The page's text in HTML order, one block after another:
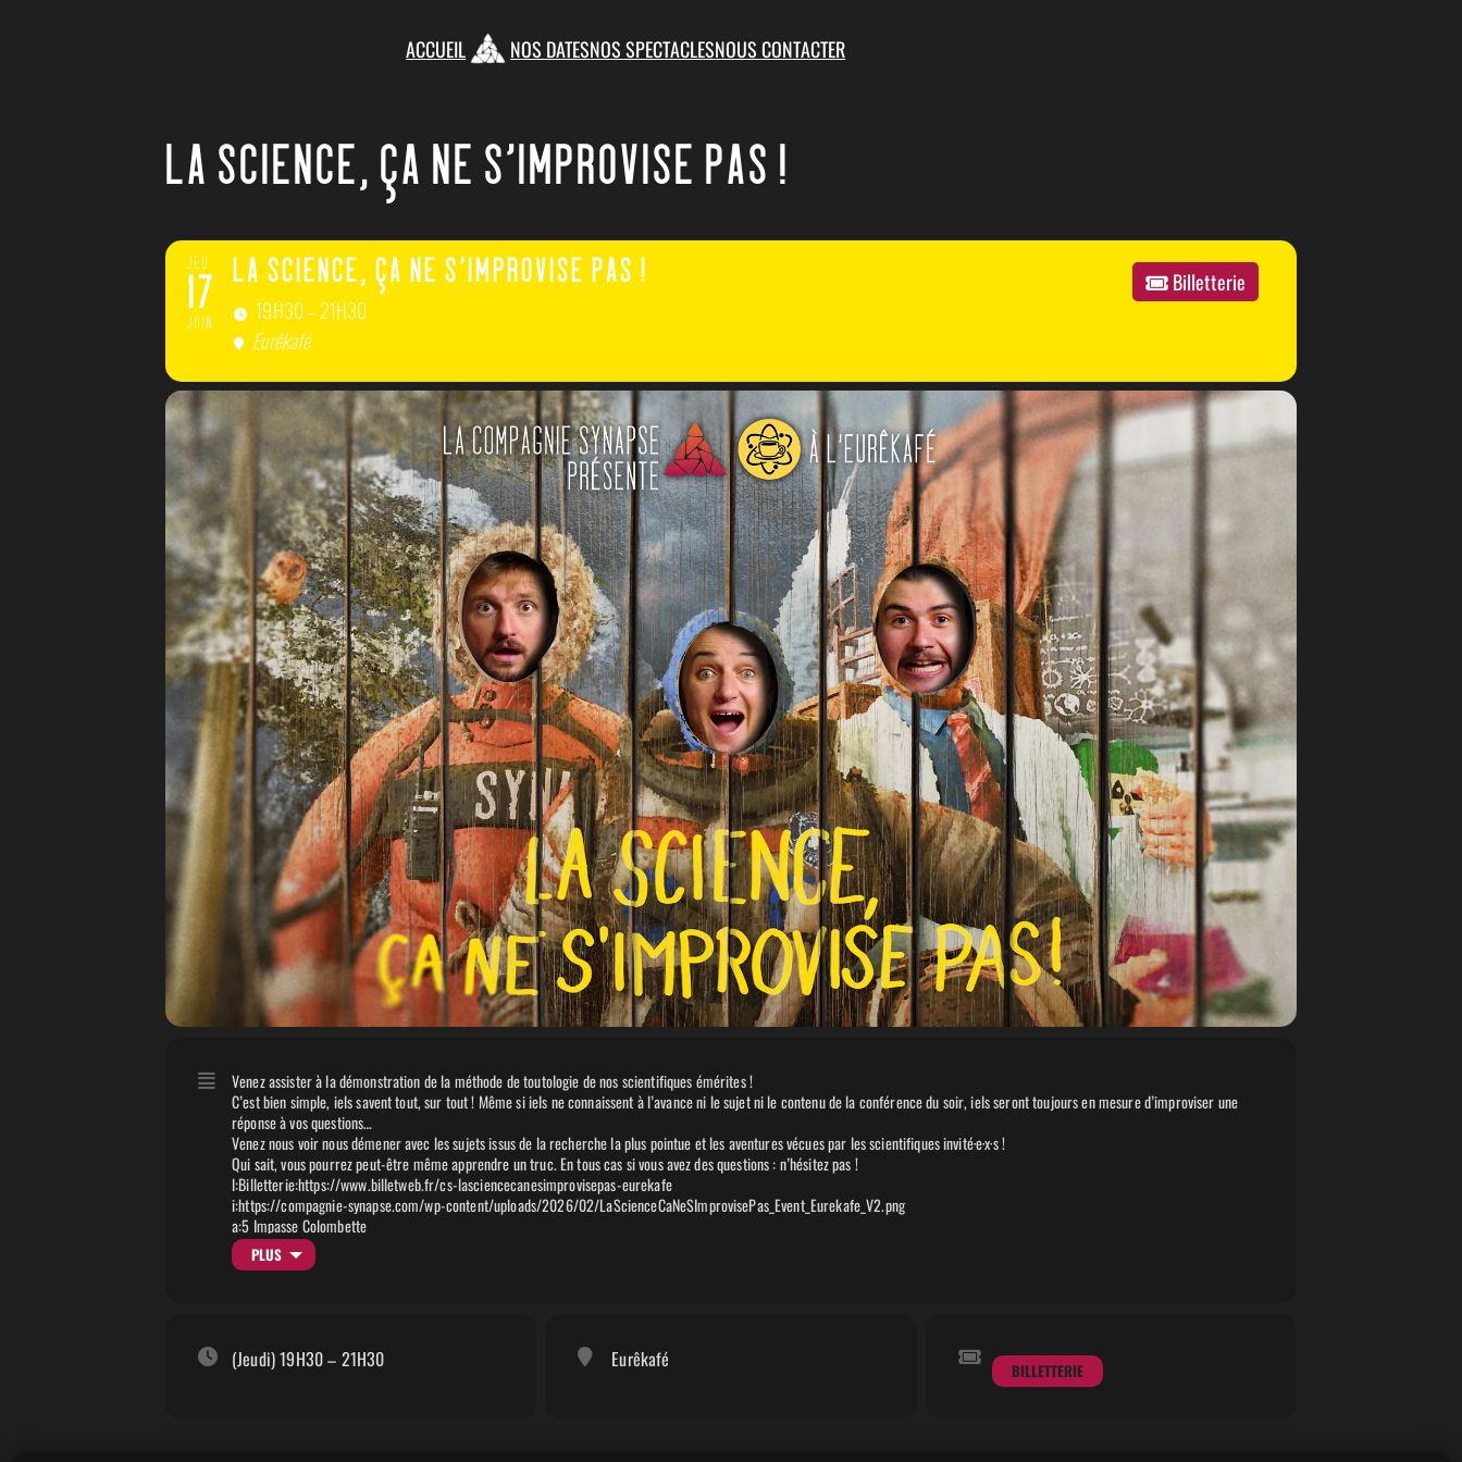
ACCUEIL NOS DATESNOS SPECTACLESNOUS CONTACTER
LA SCIENCE, ÇA NE S’IMPROVISE PAS !
JEU
17
JUIN
LA SCIENCE, ÇA NE S’IMPROVISE PAS !
19H30 – 21H30
Eurêkafé
Billetterie
Venez assister à la démonstration de la méthode de toutologie de nos scientifiques émérites !
C’est bien simple, iels savent tout, sur tout ! Même si iels ne connaissent à l’avance ni le sujet ni le contenu de la conférence du soir, iels seront toujours en mesure d’improviser une
réponse à vos questions…
Venez nous voir nous démener avec les sujets issus de la recherche la plus pointue et les aventures vécues par les scientifiques invité·e·x·s !
Qui sait, vous pourrez peut-être même apprendre un truc. En tous cas si vous avez des questions : n’hésitez pas !
l:Billetterie:https://www.billetweb.fr/cs-lasciencecanesimprovisepas-eurekafe
i:https://compagnie-synapse.com/wp-content/uploads/2026/02/LaScienceCaNeSImprovisePas_Event_Eurekafe_V2.png
a:5 Impasse Colombette
Toulouse
France
PLUS
(Jeudi) 19H30 – 21H30 Eurêkafé BILLETTERIE